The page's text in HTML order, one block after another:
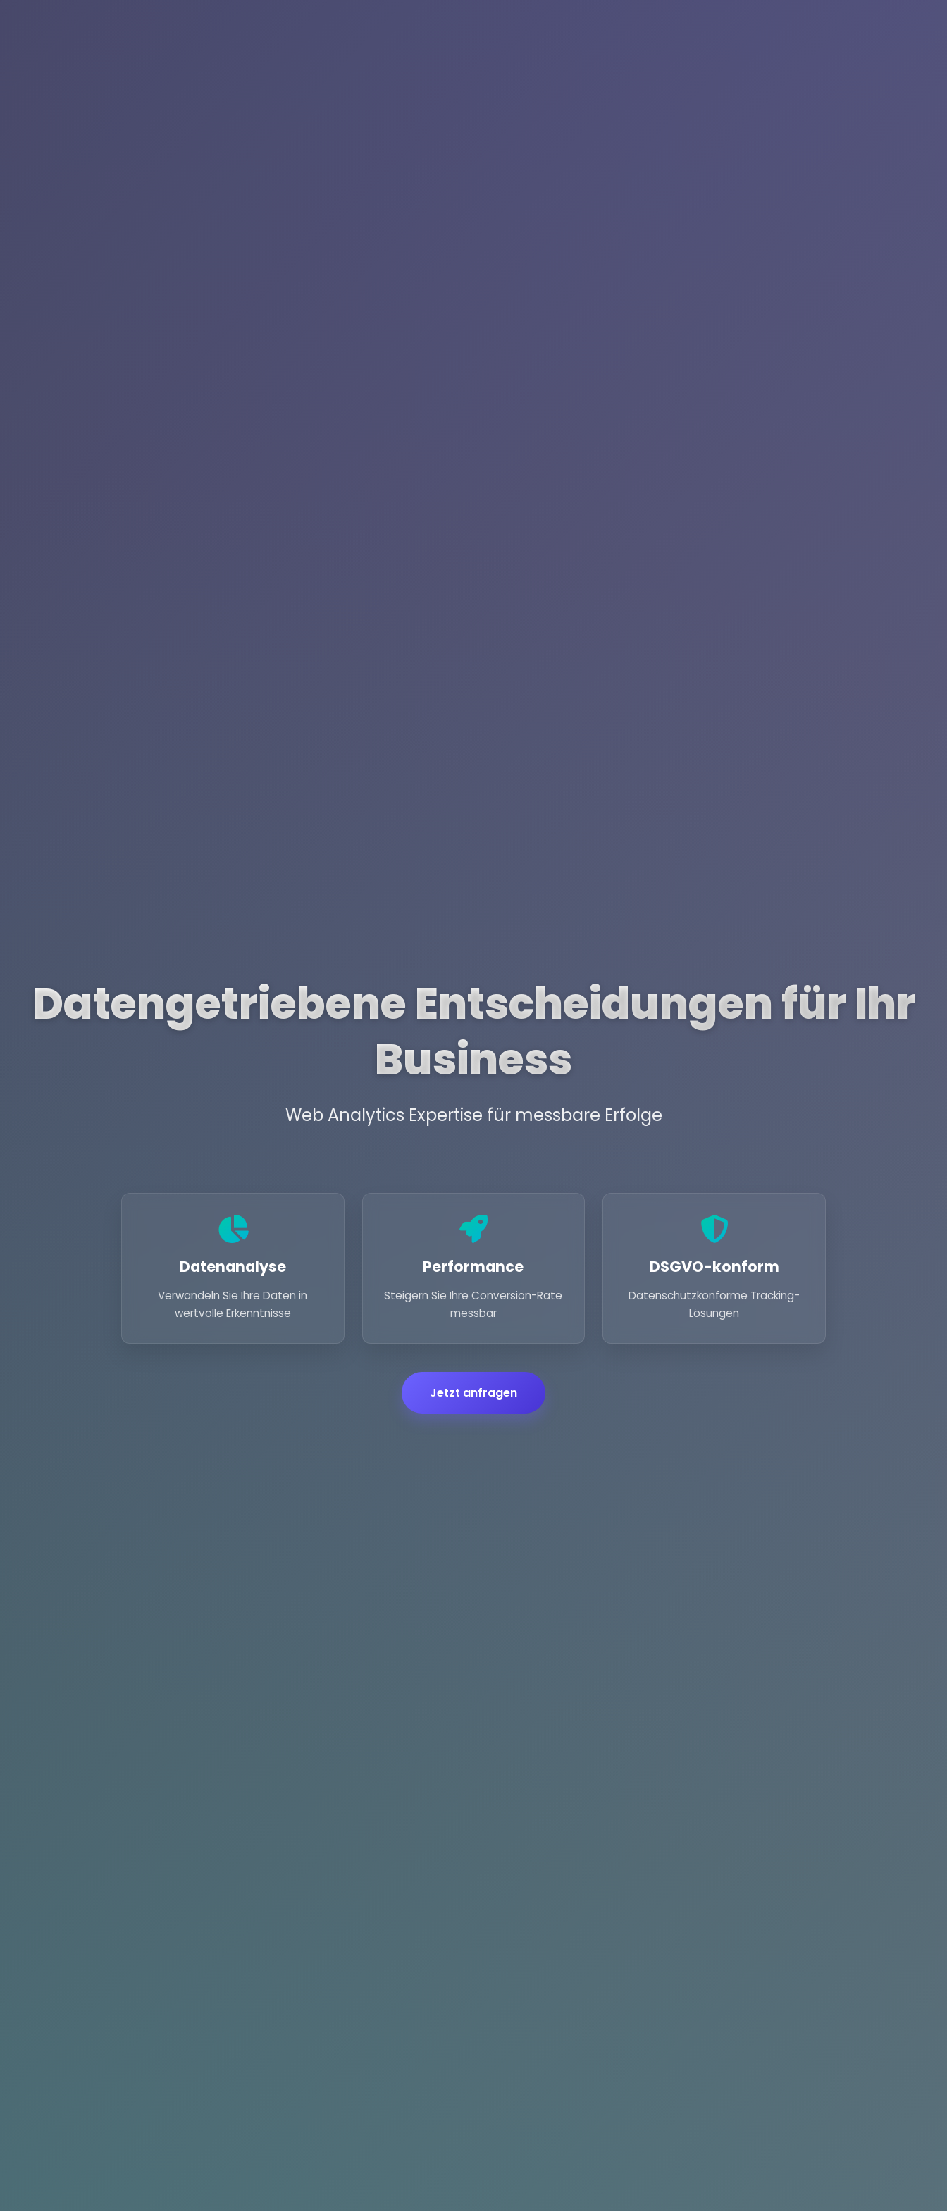
Datengetriebene Entscheidungen für Ihr
Business
Web Analytics Expertise für messbare Erfolge
Datenanalyse
Verwandeln Sie Ihre Daten in
wertvolle Erkenntnisse
Performance
Steigern Sie Ihre Conversion-Rate
messbar
DSGVO-konform
Datenschutzkonforme Tracking-
Lösungen
Jetzt anfragen